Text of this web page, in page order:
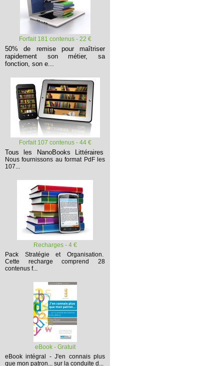
Forfait 181 contenus - 22 €
50% de remise pour maîtriser
rapidement son métier, sa
fonction, son e...
Forfait 107 contenus - 44 €
Tous les NanoBooks Littéraires
Nous fournissons au format PdF les
107...
Recharges - 4 €
Pack Stratégie et Organisation.
Cette recharge comprend 28
contenus f...
eBook - Gratuit
eBook intégral - J'en connais plus
que mon patron... sur la conduite d...